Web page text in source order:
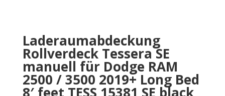
Laderaumabdeckung
Rollverdeck Tessera SE
manuell für Dodge RAM
2500 / 3500 2019+ Long Bed